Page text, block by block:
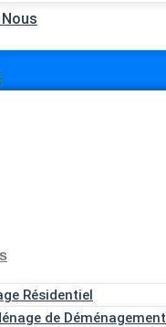
Résidentiel
de Déménagement